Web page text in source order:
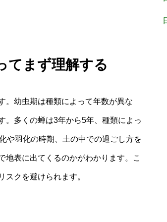
てまず理解する
。幼虫期は種類によって年数が異な
。多くの蝉は3年から5年、種類によっ
や羽化の時期、土の中での過ごし方を
地表に出てくるのかがわかります。こ
クを避けられます。